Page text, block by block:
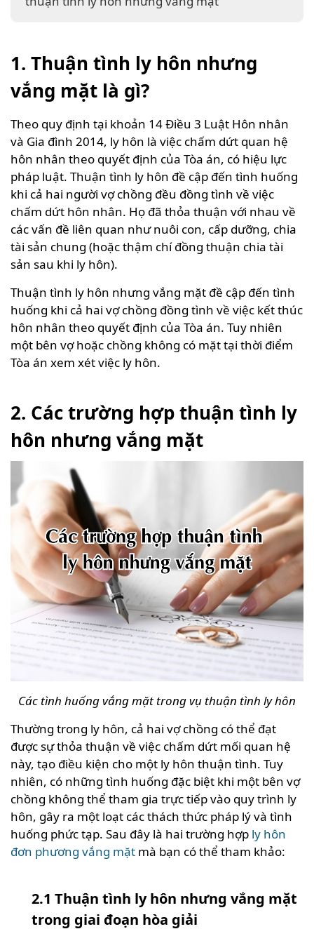
1. Thuận tình ly hôn nhưng
vắng mặt là gì?
Theo quy định tại khoản 14 Điều 3 Luật Hôn nhân
và Gia đình 2014, ly hôn là việc chấm dứt quan hệ
hôn nhân theo quyết định của Tòa án, có hiệu lực
pháp luật. Thuận tình ly hôn đề cập đến tình huống
khi cả hai người vợ chồng đều đồng tình về việc
chấm dứt hôn nhân. Họ đã thỏa thuận với nhau về
các vấn đề liên quan như nuôi con, cấp dưỡng, chia
tài sản chung (hoặc thậm chí đồng thuận chia tài
sản sau khi ly hôn).
Thuận tình ly hôn nhưng vắng mặt đề cập đến tình
huống khi cả hai vợ chồng đồng tình về việc kết thúc
hôn nhân theo quyết định của Tòa án. Tuy nhiên
một bên vợ hoặc chồng không có mặt tại thời điểm
Tòa án xem xét việc ly hôn.
2. Các trường hợp thuận tình ly
hôn nhưng vắng mặt
Các tình huống vắng mặt trong vụ thuận tình ly hôn
Thường trong ly hôn, cả hai vợ chồng có thể đạt
được sự thỏa thuận về việc chấm dứt mối quan hệ
này, tạo điều kiện cho một ly hôn thuận tình. Tuy
nhiên, có những tình huống đặc biệt khi một bên vợ
chồng không thể tham gia trực tiếp vào quy trình ly
hôn, gây ra một loạt các thách thức pháp lý và tình
huống phức tạp. Sau đây là hai trường hợp ly hôn
đơn phương vắng mặt mà bạn có thể tham khảo:
2.1 Thuận tình ly hôn nhưng vắng mặt
trong giai đoạn hòa giải